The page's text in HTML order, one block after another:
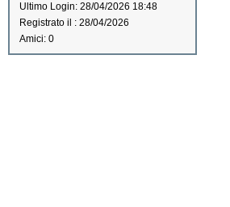
Ultimo Login: 28/04/2026 18:48
Registrato il : 28/04/2026
Amici: 0